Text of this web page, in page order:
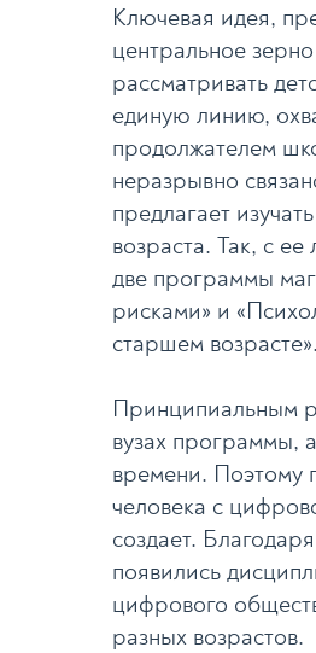
Ключевая идея,
центральное
рассматривать
единую линию,
продолжателем
неразрывно
предлагает
возраста. Так, с
две программы
рисками» и
старшем возрасте».
Принципиальным
вузах программы,
времени. Поэтому
человека с
создает.
появились
цифрового
разных возрастов.